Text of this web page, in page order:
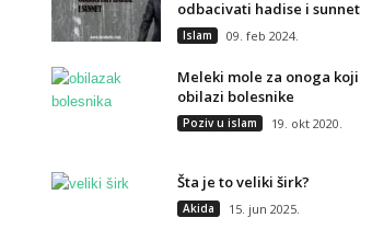
odbacivati hadise i sunnet
Islam 09. feb 2024.
Meleki mole za onoga koji
obilazi bolesnike
Poziv u islam 19. okt 2020.
Šta je to veliki širk?
Akida 15. jun 2025.